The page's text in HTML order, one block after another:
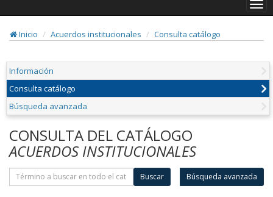
Inicio
Acuerdos institucionales Consulta catálogo
Información
Consulta catálogo
Búsqueda avanzada
CONSULTA DEL CATÁLOGO
ACUERDOS INSTITUCIONALES
Buscar Búsqueda avanzada